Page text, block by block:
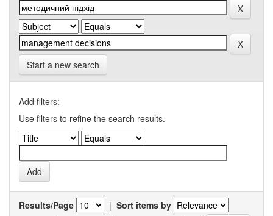
Start a new search
Add filters:
Use filters to refine the search results.
Results/Page | Sort items by